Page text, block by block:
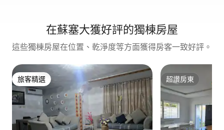
在蘇塞大獲好評的獨棟房屋
這些獨棟房屋在位置、乾淨度等方面獲得房客一致好評。
旅客精選
旅客精選 超讚房東
超讚房東